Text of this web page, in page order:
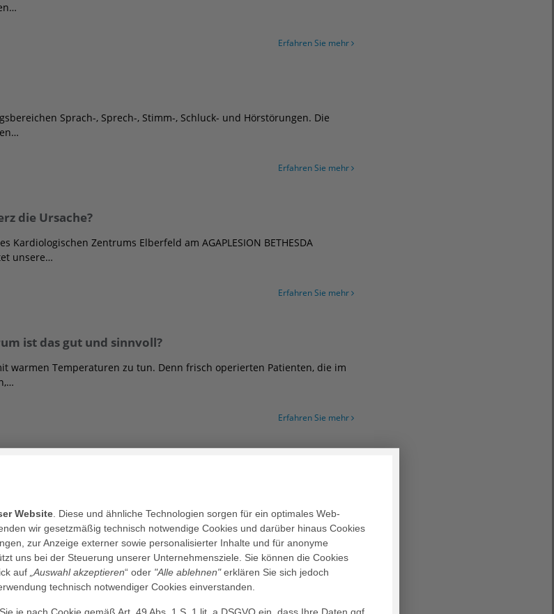
Erfahren Sie mehr
Sprach-, Sprech-, Stimm-, Schluck- und Hörstörungen. Die
Erfahren Sie mehr
die Ursache?
Kardiologischen Zentrums Elberfeld am AGAPLESION BETHESDA
unsere…
Erfahren Sie mehr
ist das gut und sinnvoll?
warmen Temperaturen zu tun. Denn frisch operierten Patienten, die im
Erfahren Sie mehr
entstehen, erklärt dieses Video. Denn: Während Sie warten,
Erfahren Sie mehr
Website . Diese und ähnliche Technologien sorgen für ein optimales Web-
wir gesetzmäßig technisch notwendige Cookies und darüber hinaus Cookies
zur Anzeige externer sowie personalisierter Inhalte und für anonyme
uns bei der Steuerung unserer Unternehmensziele. Sie können die Cookies
auf „Auswahl akzeptieren“ oder "Alle ablehnen"erklären Sie sich jedoch
technisch notwendiger Cookies einverstanden.
je nach Cookie gemäß Art. 49 Abs. 1 S. 1 lit. a DSGVO ein, dass Ihre Daten ggf.